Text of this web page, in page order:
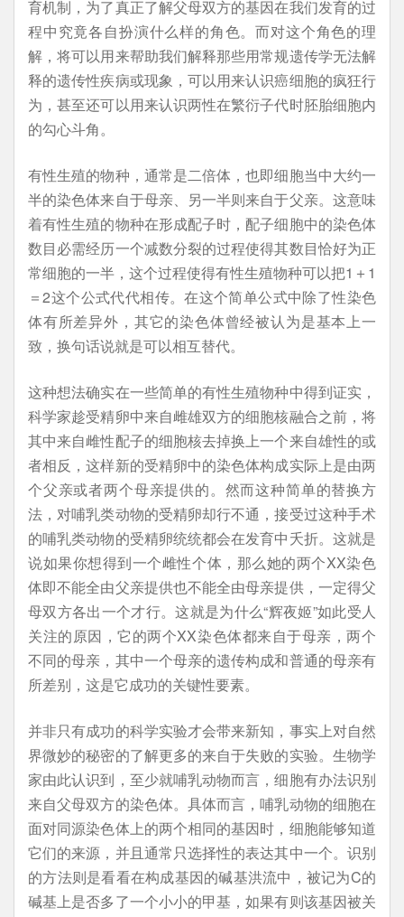
育机制，为了真正了解父母双方的基因在我们发育的过
程中究竟各自扮演什么样的角色。而对这个角色的理
解，将可以用来帮助我们解释那些用常规遗传学无法解
释的遗传性疾病或现象，可以用来认识癌细胞的疯狂行
为，甚至还可以用来认识两性在繁衍子代时胚胎细胞内
的勾心斗角。
有性生殖的物种，通常是二倍体，也即细胞当中大约一
半的染色体来自于母亲、另一半则来自于父亲。这意味
着有性生殖的物种在形成配子时，配子细胞中的染色体
数目必需经历一个减数分裂的过程使得其数目恰好为正
常细胞的一半，这个过程使得有性生殖物种可以把1＋1
＝2这个公式代代相传。在这个简单公式中除了性染色
体有所差异外，其它的染色体曾经被认为是基本上一
致，换句话说就是可以相互替代。
这种想法确实在一些简单的有性生殖物种中得到证实，
科学家趁受精卵中来自雌雄双方的细胞核融合之前，将
其中来自雌性配子的细胞核去掉换上一个来自雄性的或
者相反，这样新的受精卵中的染色体构成实际上是由两
个父亲或者两个母亲提供的。然而这种简单的替换方
法，对哺乳类动物的受精卵却行不通，接受过这种手术
的哺乳类动物的受精卵统统都会在发育中夭折。这就是
说如果你想得到一个雌性个体，那么她的两个XX染色
体即不能全由父亲提供也不能全由母亲提供，一定得父
母双方各出一个才行。这就是为什么“辉夜姬”如此受人
关注的原因，它的两个XX染色体都来自于母亲，两个
不同的母亲，其中一个母亲的遗传构成和普通的母亲有
所差别，这是它成功的关键性要素。
并非只有成功的科学实验才会带来新知，事实上对自然
界微妙的秘密的了解更多的来自于失败的实验。生物学
家由此认识到，至少就哺乳动物而言，细胞有办法识别
来自父母双方的染色体。具体而言，哺乳动物的细胞在
面对同源染色体上的两个相同的基因时，细胞能够知道
它们的来源，并且通常只选择性的表达其中一个。识别
的方法则是看看在构成基因的碱基洪流中，被记为C的
碱基上是否多了一个小小的甲基，如果有则该基因被关